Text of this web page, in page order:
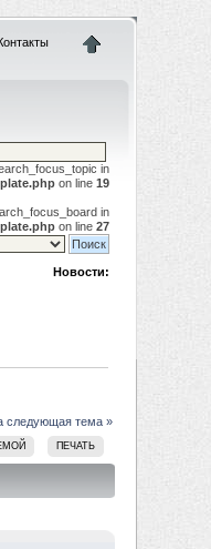
in
on line 19
in
on line 27
Новости:
следующая тема »
ПЕЧАТЬ